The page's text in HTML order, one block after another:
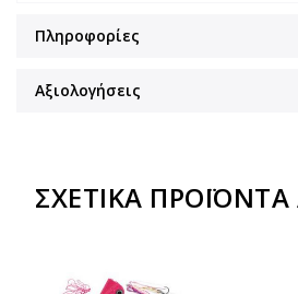
Πληροφορίες
Αξιολογήσεις
ΣΧΕΤΙΚΆ